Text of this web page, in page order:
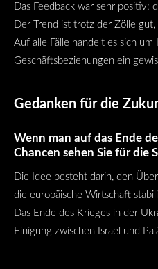
Das Feedback war sehr
Der Trend ist trotz der Zölle
Auf alle Fälle handelt es sich
Geschäftsbeziehungen ein
Gedanken für die
Wenn man auf das Ende
Chancen sehen Sie für die
Die Idee besteht darin, den
die europäische Wirtschaft
Das Ende des Krieges in der
Einigung zwischen Israel und